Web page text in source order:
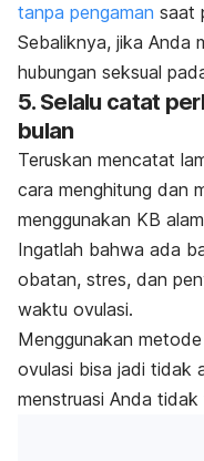
tanpa pengaman saat
Sebaliknya, jika Anda
hubungan seksual
5. Selalu catat
bulan
Teruskan mencatat
cara menghitung dan
menggunakan KB
Ingatlah bahwa ada
obatan, stres, dan
waktu ovulasi.
Menggunakan
ovulasi bisa jadi tidak
menstruasi Anda tidak